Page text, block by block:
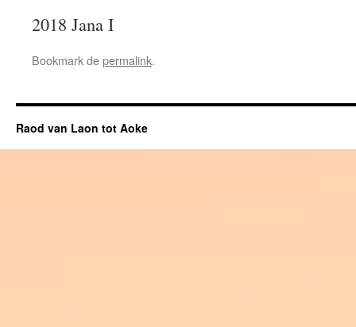
2018 Jana I
Bookmark depermalink.
Raod van Laon tot Aoke